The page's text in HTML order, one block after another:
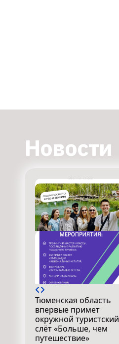
Новости
Тюменская область
впервые примет
окружной туристский
слёт «Больше, чем
путешествие»